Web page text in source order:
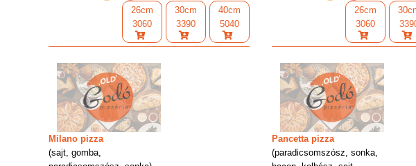
26cm
3060
30cm
3390
40cm
5040
26cm
3060
Milano pizza
(sajt, gomba,
Pancetta pizza
(paradicsomszósz, sonka,